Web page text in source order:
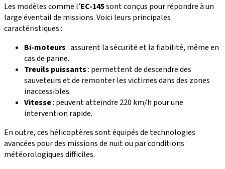
Les modèles comme l’EC-145sont conçus pour répondre à un
large éventail de missions. Voici leurs principales
caractéristiques :
Bi-moteurs: assurent la sécurité et la fiabilité, même en
cas de panne.
Treuils puissants: permettent de descendre des
sauveteurs et de remonter les victimes dans des zones
inaccessibles.
Vitesse: peuvent atteindre 220 km/h pour une
intervention rapide.
En outre, ces hélicoptères sont équipés de technologies
avancées pour des missions de nuit ou par conditions
météorologiques difficiles.